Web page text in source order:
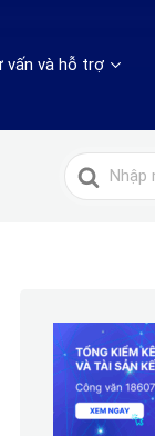
vấn và hỗ trợ
Tìm
kiếm